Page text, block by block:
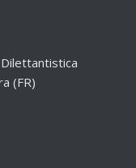
(FR)